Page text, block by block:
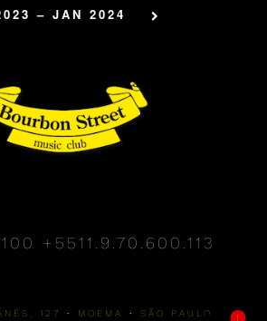
– JAN 2024
+5511.9.70.600.113
127 • MOEMA • SÃO PAULO 1